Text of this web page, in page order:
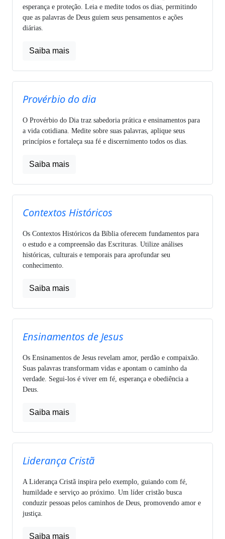
esperança e proteção. Leia e medite todos os dias, permitindo
que as palavras de Deus guiem seus pensamentos e ações
diárias.
Saiba mais
Provérbio do dia
O Provérbio do Dia traz sabedoria prática e ensinamentos para
a vida cotidiana. Medite sobre suas palavras, aplique seus
princípios e fortaleça sua fé e discernimento todos os dias.
Saiba mais
Contextos Históricos
Os Contextos Históricos da Bíblia oferecem fundamentos para
o estudo e a compreensão das Escrituras. Utilize análises
históricas, culturais e temporais para aprofundar seu
conhecimento.
Saiba mais
Ensinamentos de Jesus
Os Ensinamentos de Jesus revelam amor, perdão e compaixão.
Suas palavras transformam vidas e apontam o caminho da
verdade. Segui-los é viver em fé, esperança e obediência a
Deus.
Saiba mais
Liderança Cristã
A Liderança Cristã inspira pelo exemplo, guiando com fé,
humildade e serviço ao próximo. Um líder cristão busca
conduzir pessoas pelos caminhos de Deus, promovendo amor e
justiça.
Saiba mais